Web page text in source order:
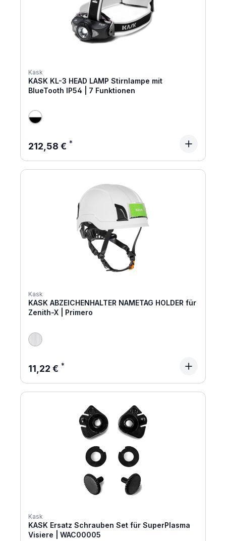
Kask
KASK KL-3 HEAD LAMP Stirnlampe mit
BlueTooth IP54 | 7 Funktionen
Regulärer Preis:
212,58 €
Kask
KASK ABZEICHENHALTER NAMETAG HOLDER für
Zenith-X | Primero
Regulärer Preis:
11,22 €
Kask
KASK Ersatz Schrauben Set für SuperPlasma
Visiere | WAC00005